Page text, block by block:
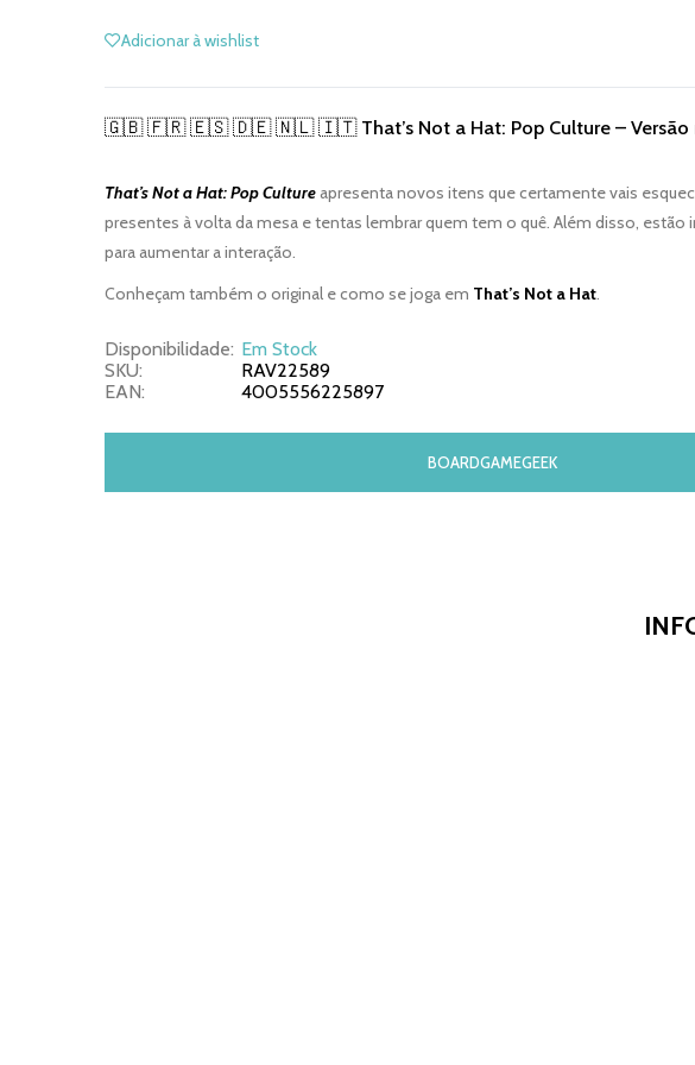
Adicionar à wishlist
🇬🇧 🇫🇷 🇪🇸 🇩🇪 🇳🇱 🇮🇹 That’s Not a Hat: Pop Culture – Versão
That’s Not a Hat: Pop Culture apresenta novos itens que certamente vais
presentes à volta da mesa e tentas lembrar quem tem o quê. Além disso, estão
para aumentar a interação.
Conheçam também o original e como se joga em That’s Not a Hat.
Disponibilidade: Em Stock
SKU:
RAV22589
EAN:
4005556225897
BOARDGAMEGEEK